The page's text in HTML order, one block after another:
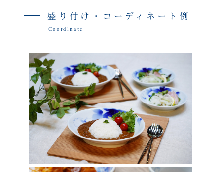
盛り付け・コーディネート例
Coordinate